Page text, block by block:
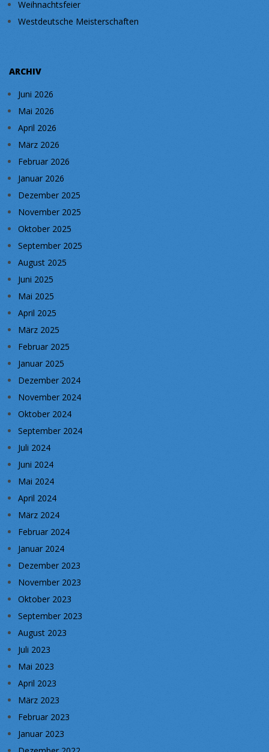
Weihnachtsfeier
Westdeutsche Meisterschaften
ARCHIV
Juni 2026
Mai 2026
April 2026
März 2026
Februar 2026
Januar 2026
Dezember 2025
November 2025
Oktober 2025
September 2025
August 2025
Juni 2025
Mai 2025
April 2025
März 2025
Februar 2025
Januar 2025
Dezember 2024
November 2024
Oktober 2024
September 2024
Juli 2024
Juni 2024
Mai 2024
April 2024
März 2024
Februar 2024
Januar 2024
Dezember 2023
November 2023
Oktober 2023
September 2023
August 2023
Juli 2023
Mai 2023
April 2023
März 2023
Februar 2023
Januar 2023